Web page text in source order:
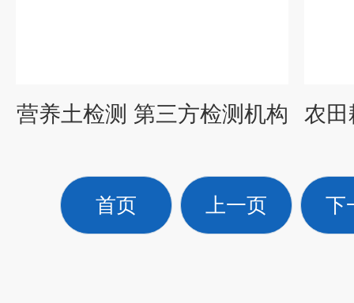
营养土检测 第三方检测机构
首页 上一页 下